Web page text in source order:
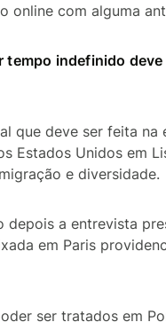
com alguma
tempo indefinido
que deve ser feita na
Estados Unidos em
e diversidade.
a entrevista
em Paris
ser tratados em